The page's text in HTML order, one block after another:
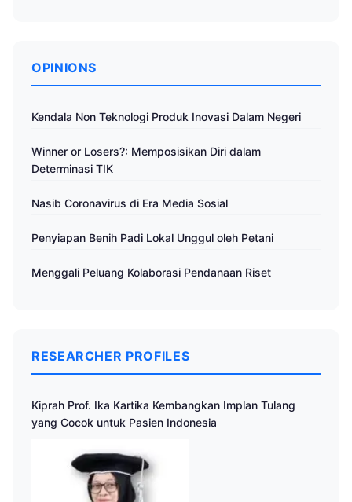
OPINIONS
Kendala Non Teknologi Produk Inovasi Dalam Negeri
Winner or Losers?: Memposisikan Diri dalam
Determinasi TIK
Nasib Coronavirus di Era Media Sosial
Penyiapan Benih Padi Lokal Unggul oleh Petani
Menggali Peluang Kolaborasi Pendanaan Riset
RESEARCHER PROFILES
Kiprah Prof. Ika Kartika Kembangkan Implan Tulang
yang Cocok untuk Pasien Indonesia